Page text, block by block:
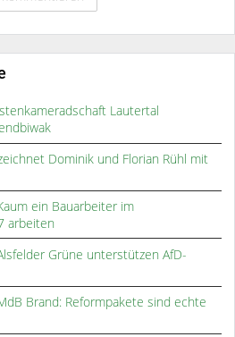
Lautertal
Dominik und Florian Rühl mit
ein Bauarbeiter im
arbeiten
Grüne unterstützen AfD-
Brand: Reformpakete sind echte